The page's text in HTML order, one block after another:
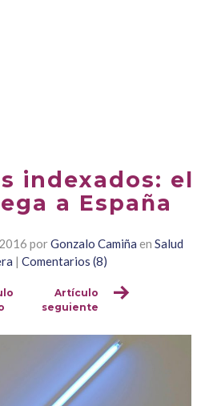
indexados: el
a España
porGonzalo Camiña en Salud
| Comentarios (8)
Artículo
seguiente